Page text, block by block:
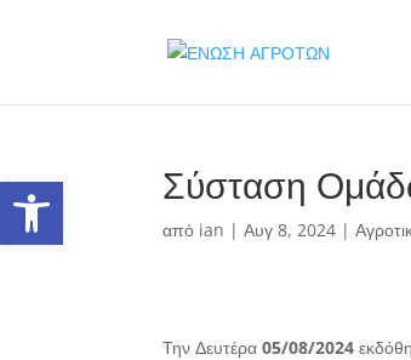
Σύσταση
από ian |Αυγ 8, 2024 |
Την Δευτέρα05/08/2024
Ανοίξτε τη γραμμή εργαλείων